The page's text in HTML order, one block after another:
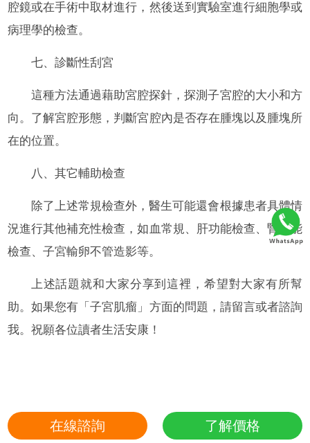
腔鏡或在手術中取材進行，然後送到實驗室進行細胞學或
病理學的檢查。
七、診斷性刮宮
這種方法通過藉助宮腔探針，探測子宮腔的大小和方
向。了解宮腔形態，判斷宮腔內是否存在腫塊以及腫塊所
在的位置。
八、其它輔助檢查
除了上述常規檢查外，醫生可能還會根據患者具體情
況進行其他補充性檢查，如血常規、肝功能檢查、腎功能
檢查、子宮輸卵不管造影等。
上述話題就和大家分享到這裡，希望對大家有所幫
助。如果您有「子宮肌瘤」方面的問題，請留言或者諮詢
我。祝願各位讀者生活安康！
在線諮詢 了解價格